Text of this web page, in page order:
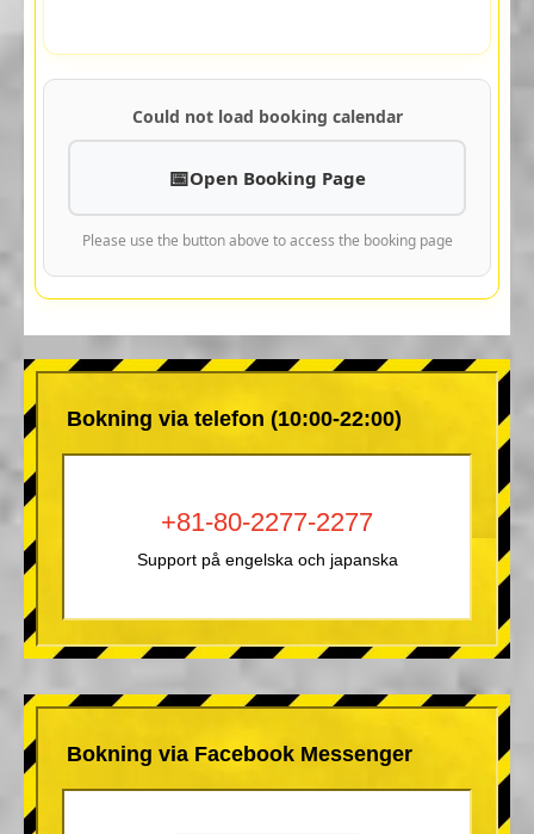
Could not load booking calendar
Open Booking Page
Please use the button above to access the booking page
Bokning via telefon (10:00-22:00)
+81-80-2277-2277
Support på engelska och japanska
Bokning via Facebook Messenger